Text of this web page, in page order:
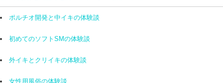
ポルチオ開発と中イキの体験談
初めてのソフトSMの体験談
外イキとクリイキの体験談
女性用風俗の体験談